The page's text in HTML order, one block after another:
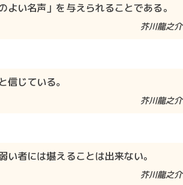
い名声」を与えられることである。
芥川龍之介​​
じている。
芥川龍之介​​
者には堪えることは出来ない。
芥川龍之介​​